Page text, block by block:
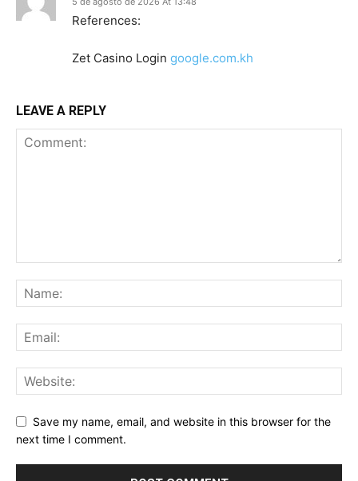
References:
Zet Casino Login google.com.kh
LEAVE A REPLY
Save my name, email, and website in this browser for the
next time I comment.